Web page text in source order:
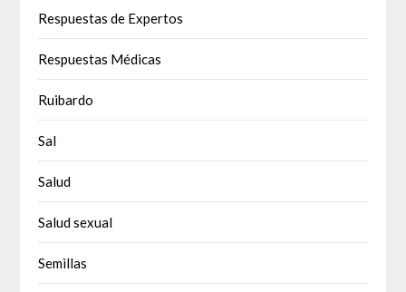
Respuestas de Expertos
Respuestas Médicas
Ruibardo
Sal
Salud
Salud sexual
Semillas